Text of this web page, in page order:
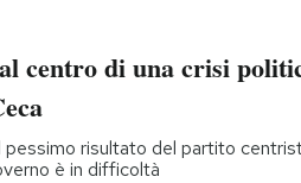
centro di una crisi
risultato del partito
è in difficoltà